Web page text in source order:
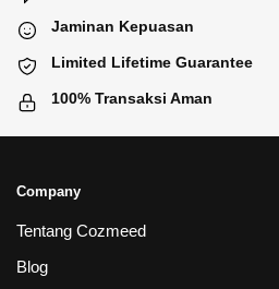
Jaminan Kepuasan
Limited Lifetime Guarantee
100% Transaksi Aman
Company
Tentang Cozmeed
Blog